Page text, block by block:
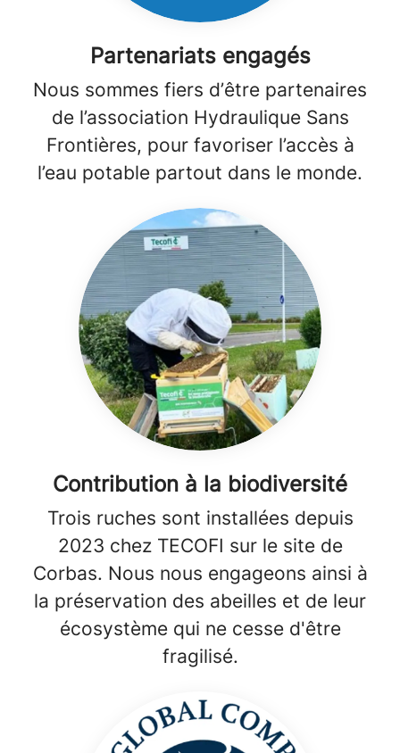
Partenariats engagés
Nous sommes fiers d’être partenaires
de l’association Hydraulique Sans
Frontières, pour favoriser l’accès à
l’eau potable partout dans le monde.
Contribution à la biodiversité
Trois ruches sont installées depuis
2023 chez TECOFI sur le site de
Corbas. Nous nous engageons ainsi à
la préservation des abeilles et de leur
écosystème qui ne cesse d'être
fragilisé.